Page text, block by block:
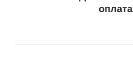
оплата